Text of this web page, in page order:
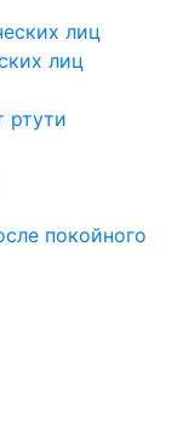
лиц
лиц
ртути
покойного